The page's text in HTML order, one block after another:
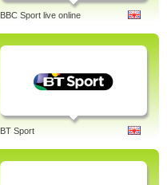
BBC Sport live online
BT Sport